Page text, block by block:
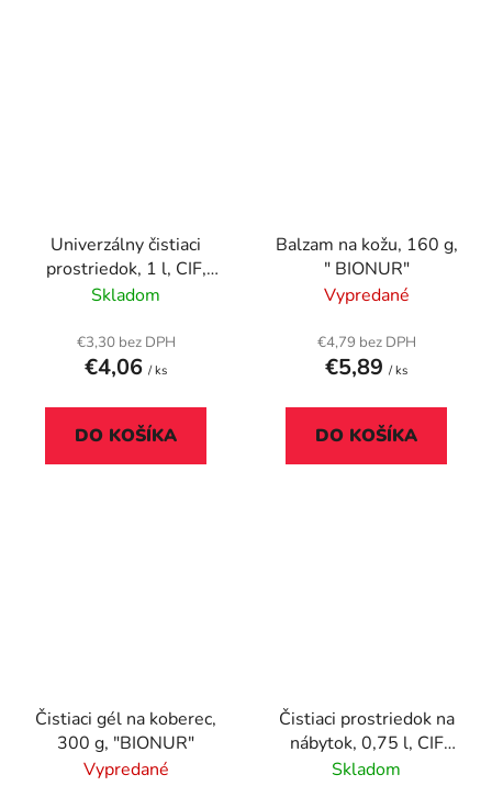
Univerzálny čistiaci
prostriedok, 1 l, CIF,
"Floor and All Purpose
Skladom
€3,30 bez DPH
€4,06 / ks
DO KOŠÍKA
Balzam na kožu, 160 g,
" BIONUR"
Vypredané
€4,79 bez DPH
€5,89 / ks
DO KOŠÍKA
Čistiaci gél na koberec,
300 g, "BIONUR"
Vypredané
Čistiaci prostriedok na
nábytok, 0,75 l, CIF
"Furniture polish"
Skladom